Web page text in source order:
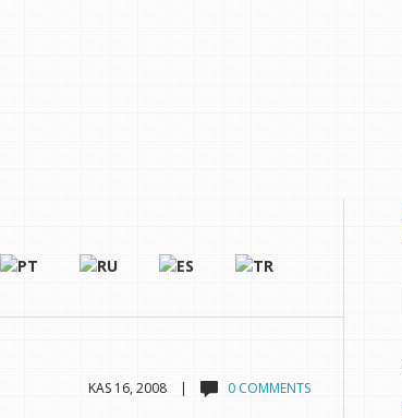
KAS 16, 2008 | 0 COMMENTS